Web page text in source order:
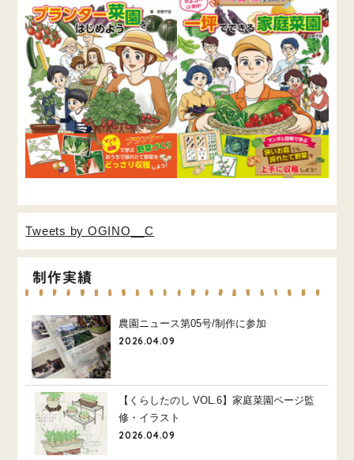
Tweets by OGINO__C
制作実績
農園ニュース第05号/制作に参加
2026.04.09
【くらしたのし VOL.6】家庭菜園ページ監
修・イラスト
2026.04.09